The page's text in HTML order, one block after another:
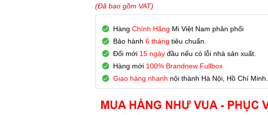
(Đã bao gồm VAT)
Hàng Chính Hãng Mi Việt Nam phân phối
Bảo hành 6 tháng tiêu chuẩn.
Đổi mới 15 ngàyđầu nếu có lỗi nhà sản xuất.
Hàng mới 100% Brandnew Fullbox
Giao hàng nhanh nội thành Hà Nội, Hồ Chí Minh.